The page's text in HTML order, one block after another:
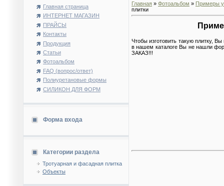
Главная страница
ИНТЕРНЕТ МАГАЗИН
ПРАЙСЫ
Контакты
Продукция
Статьи
Фотоальбом
FAQ (вопрос/ответ)
Полиуретановые формы
СИЛИКОН ДЛЯ ФОРМ
Форма входа
Категории раздела
Тротуарная и фасадная плитка
Объекты
Главная » Фотоальбом » Примеры
плитки
Чтобы изготовить такую плитку,
в нашем каталоге Вы не нашли
ЗАКАЗ!!!